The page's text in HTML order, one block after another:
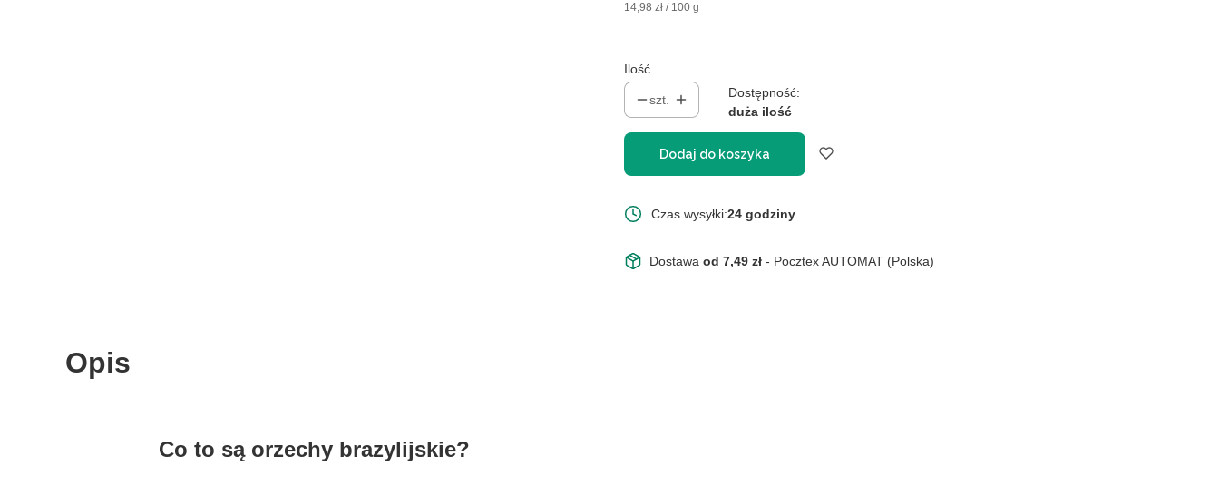
14,98 zł / 100 g
Ilość
szt.
Dostępność:
duża ilość
Dodaj do koszyka
Czas wysyłki:24 godziny
Dostawa od 7,49 zł - Pocztex AUTOMAT (Polska)
Opis
Co to są orzechy brazylijskie?